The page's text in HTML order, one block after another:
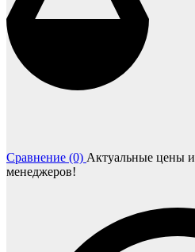
Сравнение (0) Актуальные цены
менеджеров!